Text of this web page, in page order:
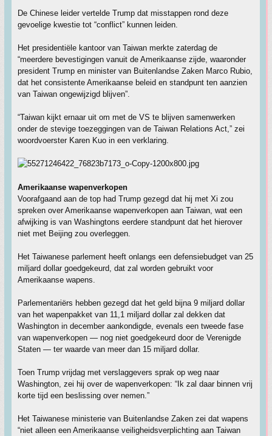
De Chinese leider vertelde Trump dat misstappen rond deze
gevoelige kwestie tot “conflict” kunnen leiden.
Het presidentiële kantoor van Taiwan merkte zaterdag de
“meerdere bevestigingen vanuit de Amerikaanse zijde, waaronder
president Trump en minister van Buitenlandse Zaken Marco Rubio,
dat het consistente Amerikaanse beleid en standpunt ten aanzien
van Taiwan ongewijzigd blijven”.
“Taiwan kijkt ernaar uit om met de VS te blijven samenwerken
onder de stevige toezeggingen van de Taiwan Relations Act,” zei
woordvoerster Karen Kuo in een verklaring.
Amerikaanse wapenverkopen
Voorafgaand aan de top had Trump gezegd dat hij met Xi zou
spreken over Amerikaanse wapenverkopen aan Taiwan, wat een
afwijking is van Washingtons eerdere standpunt dat het hierover
niet met Beijing zou overleggen.
Het Taiwanese parlement heeft onlangs een defensiebudget van 25
miljard dollar goedgekeurd, dat zal worden gebruikt voor
Amerikaanse wapens.
Parlementariërs hebben gezegd dat het geld bijna 9 miljard dollar
van het wapenpakket van 11,1 miljard dollar zal dekken dat
Washington in december aankondigde, evenals een tweede fase
van wapenverkopen — nog niet goedgekeurd door de Verenigde
Staten — ter waarde van meer dan 15 miljard dollar.
Toen Trump vrijdag met verslaggevers sprak op weg naar
Washington, zei hij over de wapenverkopen: “Ik zal daar binnen vrij
korte tijd een beslissing over nemen.”
Het Taiwanese ministerie van Buitenlandse Zaken zei dat wapens
“niet alleen een Amerikaanse veiligheidsverplichting aan Taiwan